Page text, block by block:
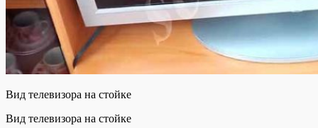
Вид телевизора на стойке
Вид телевизора на стойке